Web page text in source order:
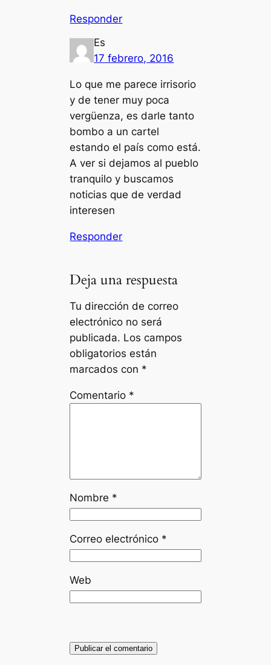
Responder
Es
17 febrero, 2016
Lo que me parece irrisorio
y de tener muy poca
vergüenza, es darle tanto
bombo a un cartel
estando el país como está.
A ver si dejamos al pueblo
tranquilo y buscamos
noticias que de verdad
interesen
Responder
Deja una respuesta
Tu dirección de correo
electrónico no será
publicada. Los campos
obligatorios están
marcados con *
Comentario *
Nombre *
Correo electrónico *
Web